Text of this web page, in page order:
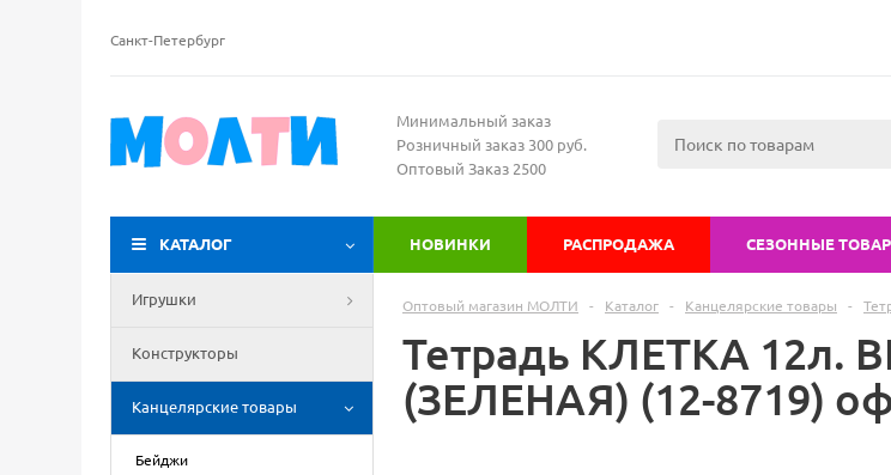
Санкт-Петербург
Минимальный заказ
Розничный заказ 300 руб.
Оптовый Заказ 2500
КАТАЛОГ НОВИНКИ РАСПРОДАЖА СЕЗОННЫЕ
Игрушки
Конструкторы
Канцелярские товары
Бейджи
Оптовый магазин МОЛТИ - Каталог - Канцелярские товары -
Тетрадь КЛЕТКА
(ЗЕЛЕНАЯ) (12-8719)